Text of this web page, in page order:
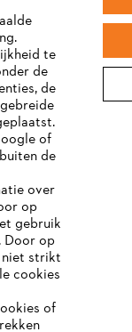
informatie
te
de
de
of
de
over
op
gebruik
Door op
niet strikt
cookies
of